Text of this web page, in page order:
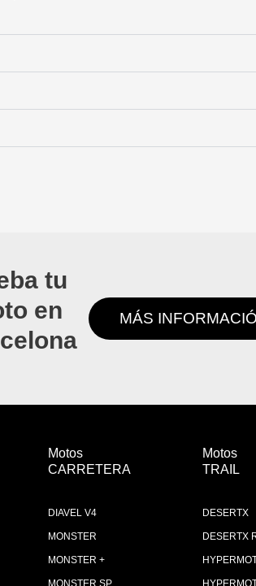
tu
en
MÁS
Motos
CARRETERA
DIAVEL V4
MONSTER
MONSTER +
MONSTER SP
Motos
TRAIL
DESERTX
DESERTX